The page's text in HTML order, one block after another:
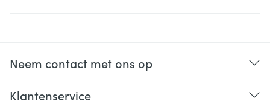
Neem contact met ons op
Klantenservice